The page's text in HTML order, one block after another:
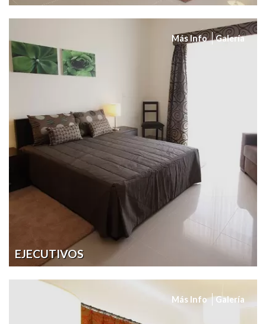
Más Info Galería
EJECUTIVOS
Más Info Galería